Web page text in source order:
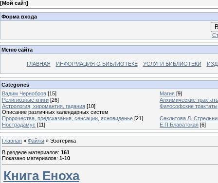
[Мой сайт]
Форма входа
Меню сайта
ГЛАВНАЯ ИНФОРМАЦИЯ О БИБЛИОТЕКЕ УСЛУГИ БИБЛИОТЕКИ
Categories
Вадим Чернобров [15] Магия [9]
Религиозные книги [26]
Алхимические
Астрология, хиромантия, гадания [10]
Описание различных календарных систем
Философские трактаты
Пророчества, предсказания, сенсации, ясновиденье [21]
Секлитова Л.
Нострадамус [11] Е.П.Блаватская [6]
Главная » Файлы » Эзотерика
В разделе материалов: 161
Показано материалов: 1-10
Книга Еноха